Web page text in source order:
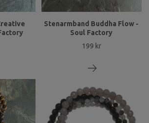
Stenarmband Buddha Flow -
Soul Factory
199 kr